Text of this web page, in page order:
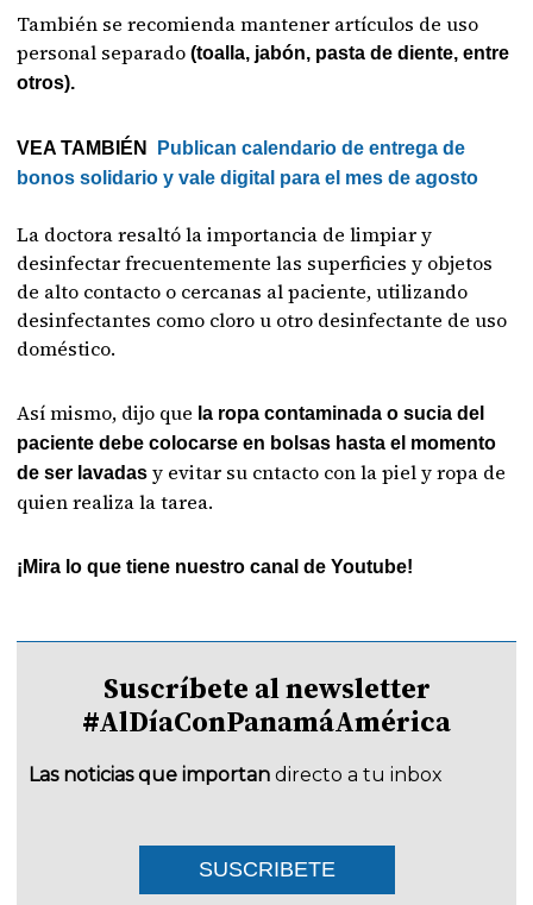
También se recomienda mantener artículos de uso
personal separado(toalla, jabón, pasta de diente, entre
otros).
VEA TAMBIÉN
Publican calendario de entrega de
bonos solidario y vale digital para el mes de agosto
La doctora resaltó la importancia de limpiar y
desinfectar frecuentemente las superficies y objetos
de alto contacto o cercanas al paciente, utilizando
desinfectantes como cloro u otro desinfectante de uso
doméstico.
Así mismo, dijo que la ropa contaminada o sucia del
paciente debe colocarse en bolsas hasta el momento
de ser lavadas y evitar su cntacto con la piel y ropa de
quien realiza la tarea.
¡Mira lo que tiene nuestro canal de Youtube!
Suscríbete al newsletter
#AlDíaConPanamáAmérica
Las noticias que importan directo a tu inbox
SUSCRIBETE